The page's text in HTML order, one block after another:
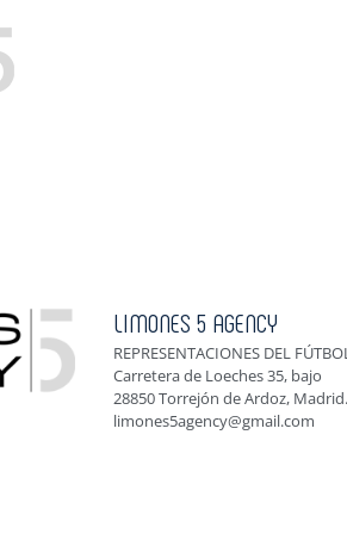
LIMONES 5 AGENCY
REPRESENTACIONES DEL
Carretera de Loeches 35, bajo
28850 Torrejón de Ardoz,
limones5agency@gmail.com